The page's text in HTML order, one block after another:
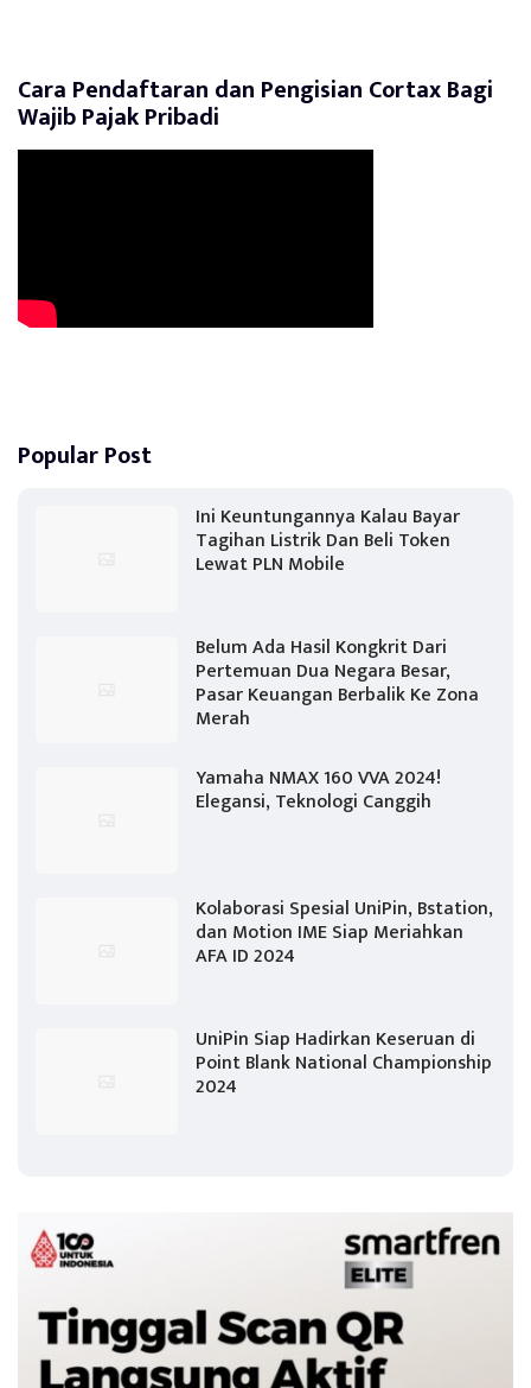
Cara Pendaftaran dan Pengisian Cortax Bagi
Wajib Pajak Pribadi
Popular Post
Ini Keuntungannya Kalau Bayar
Tagihan Listrik Dan Beli Token
Lewat PLN Mobile
Belum Ada Hasil Kongkrit Dari
Pertemuan Dua Negara Besar,
Pasar Keuangan Berbalik Ke Zona
Merah
Yamaha NMAX 160 VVA 2024!
Elegansi, Teknologi Canggih
Kolaborasi Spesial UniPin, Bstation,
dan Motion IME Siap Meriahkan
AFA ID 2024
UniPin Siap Hadirkan Keseruan di
Point Blank National Championship
2024